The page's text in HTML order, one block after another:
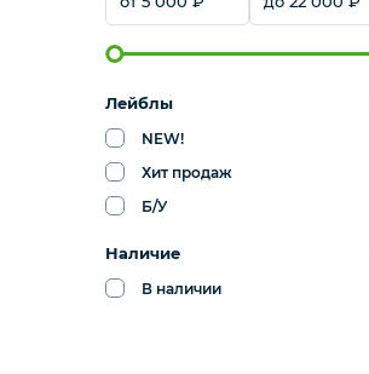
НЕЙТРАЛЬНОЕ
ПОСУДА И
Лейблы
NEW!
Хит продаж
Б/У
Наличие
В наличии